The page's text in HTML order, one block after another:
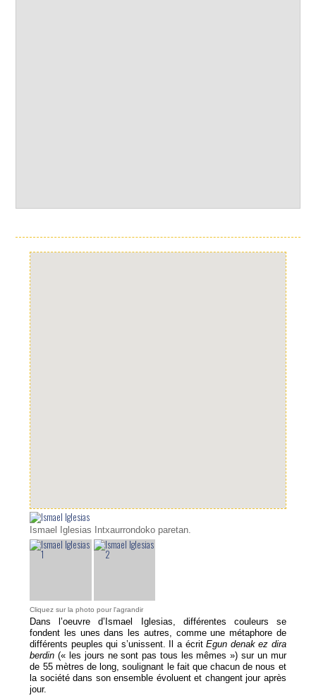
Ismael Iglesias Intxaurrondoko paretan.
Ismael
Iglesias
artistak
Intxaurronoko
paretak dituen
Cliquez sur la photo pour l'agrandir
Dans l’oeuvre d’Ismael Iglesias, différentes couleurs se
fondent les unes dans les autres, comme une métaphore de
différents peuples qui s’unissent. Il a écritEgun denak ez dira
berdin(« les jours ne sont pas tous les mêmes ») sur un mur
de 55 mètres de long, soulignant le fait que chacun de nous et
la société dans son ensemble évoluent et changent jour après
jour.